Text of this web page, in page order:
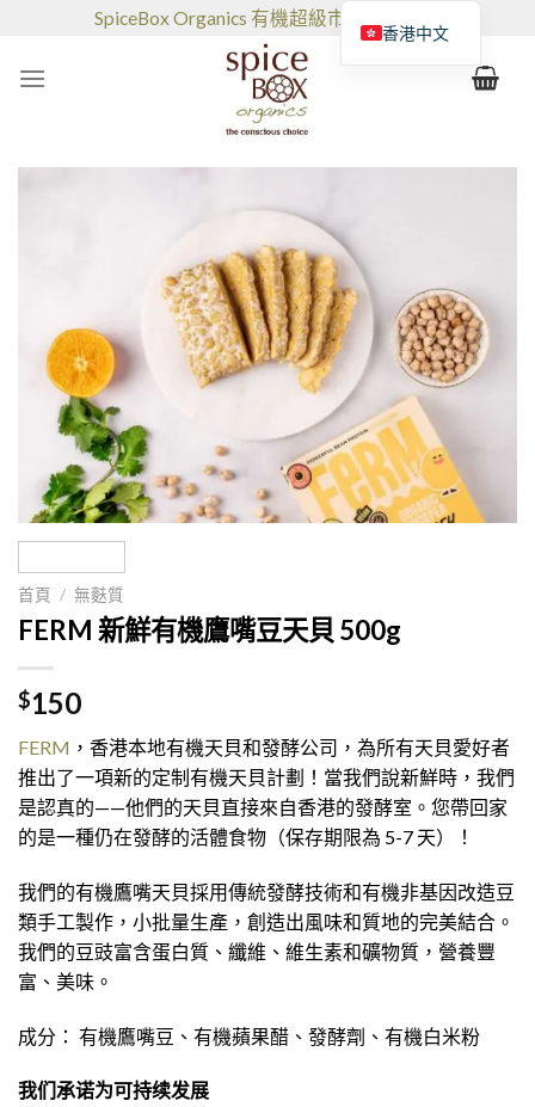
SpiceBox Organics 有機超級市場和咖啡館
首頁 / 無麩質
FERM 新鮮有機鷹嘴豆天貝 500g
$150
FERM ，香港本地有機天貝和發酵公司，為所有天貝愛好者
推出了一項新的定制有機天貝計劃！當我們說新鮮時，我們
是認真的——他們的天貝直接來自香港的發酵室。您帶回家
的是一種仍在發酵的活體食物（保存期限為 5-7 天）！
我們的有機鷹嘴天貝採用傳統發酵技術和有機非基因改造豆
類手工製作，小批量生產，創造出風味和質地的完美結合。
我們的豆豉富含蛋白質、纖維、維生素和礦物質，營養豐
富、美味。
成分： 有機鷹嘴豆、有機蘋果醋、發酵劑、有機白米粉
我们承诺为可持续发展
香港中文